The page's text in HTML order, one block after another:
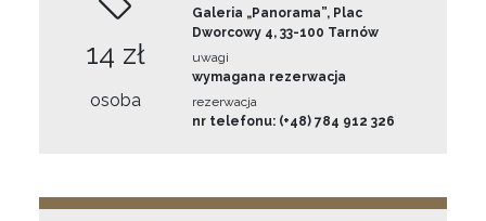
14 zł
osoba
Galeria „Panorama”, Plac
Dworcowy 4, 33-100 Tarnów
uwagi
wymagana rezerwacja
rezerwacja
nr telefonu: (+48) 784 912 326